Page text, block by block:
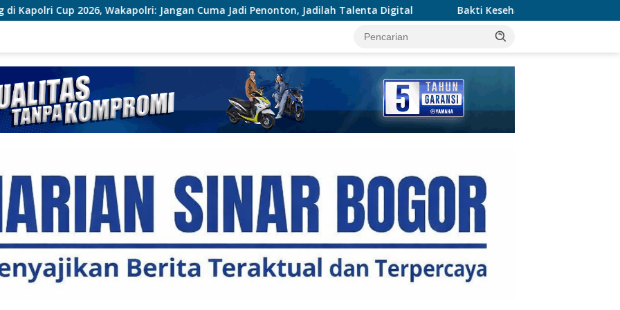
Jangan Cuma Jadi Penonton, Jadilah Talenta Digital Bakti Kesehatan Kodam Jaya – Polda Metro Jaya